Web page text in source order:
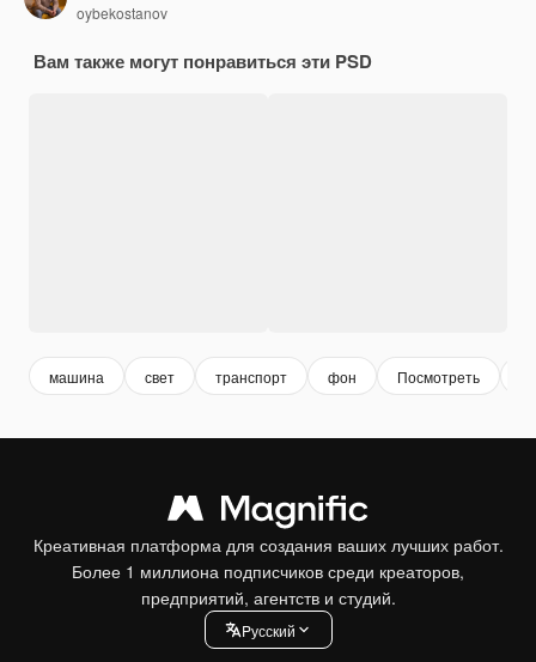
oybekostanov
Вам также могут понравиться эти PSD
машина свет транспорт фон Посмотреть
Креативная платформа для создания ваших лучших работ.
Более 1 миллиона подписчиков среди креаторов,
предприятий, агентств и студий.
Pусский